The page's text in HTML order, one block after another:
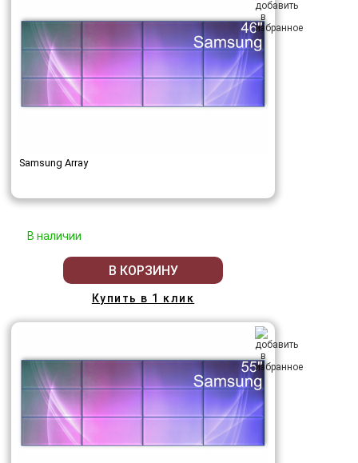
Samsung Array
В наличии
В КОРЗИНУ
Купить в 1 клик